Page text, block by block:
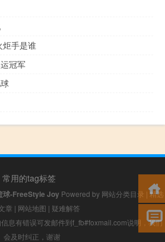
炬手是谁
冠军
常用的tag标签
球-FreeStyle Joy Powered by 网站分类目录 |精选
章 | 网站地图 | 疑难解答
息有错误可发邮件到f_fb#foxmail.com说明，我们
会及时纠正，谢谢